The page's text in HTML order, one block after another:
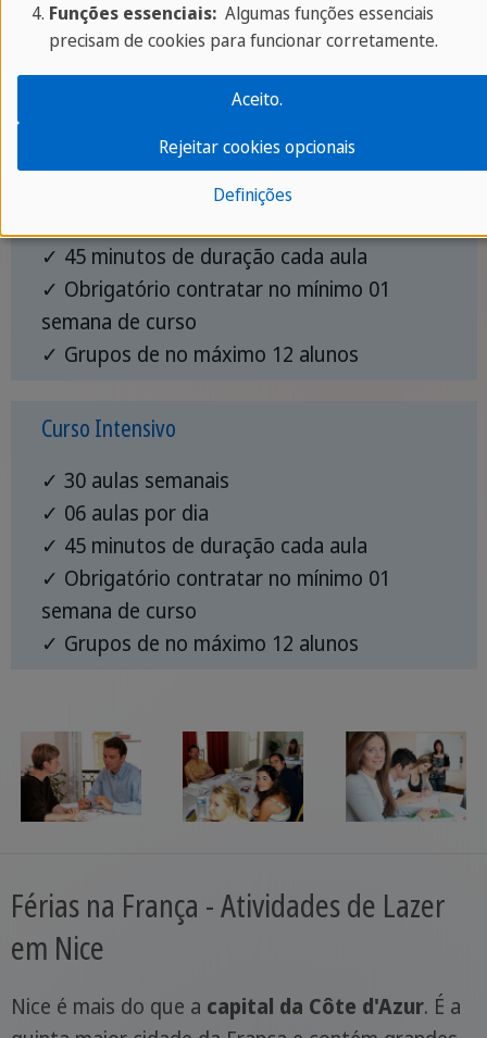
Nós oferecemos os seguintes cursos de francês
em Nice:
✓ 20 aulas semanais
✓ 45 minutos de duração cada aula
✓ Obrigatório contratar no mínimo 01
semana de curso
✓ Grupos de no máximo 12 alunos
Curso Intensivo
✓ 30 aulas semanais
✓ 06 aulas por dia
✓ 45 minutos de duração cada aula
✓ Obrigatório contratar no mínimo 01
semana de curso
✓ Grupos de no máximo 12 alunos
Férias na França - Atividades de Lazer
em Nice
Nice é mais do que a capital da Côte d'Azur. É a
Funções essenciais:Algumas funções essenciais
precisam de cookies para funcionar corretamente.
Definições
Rejeitar cookies opcionais
Aceito.